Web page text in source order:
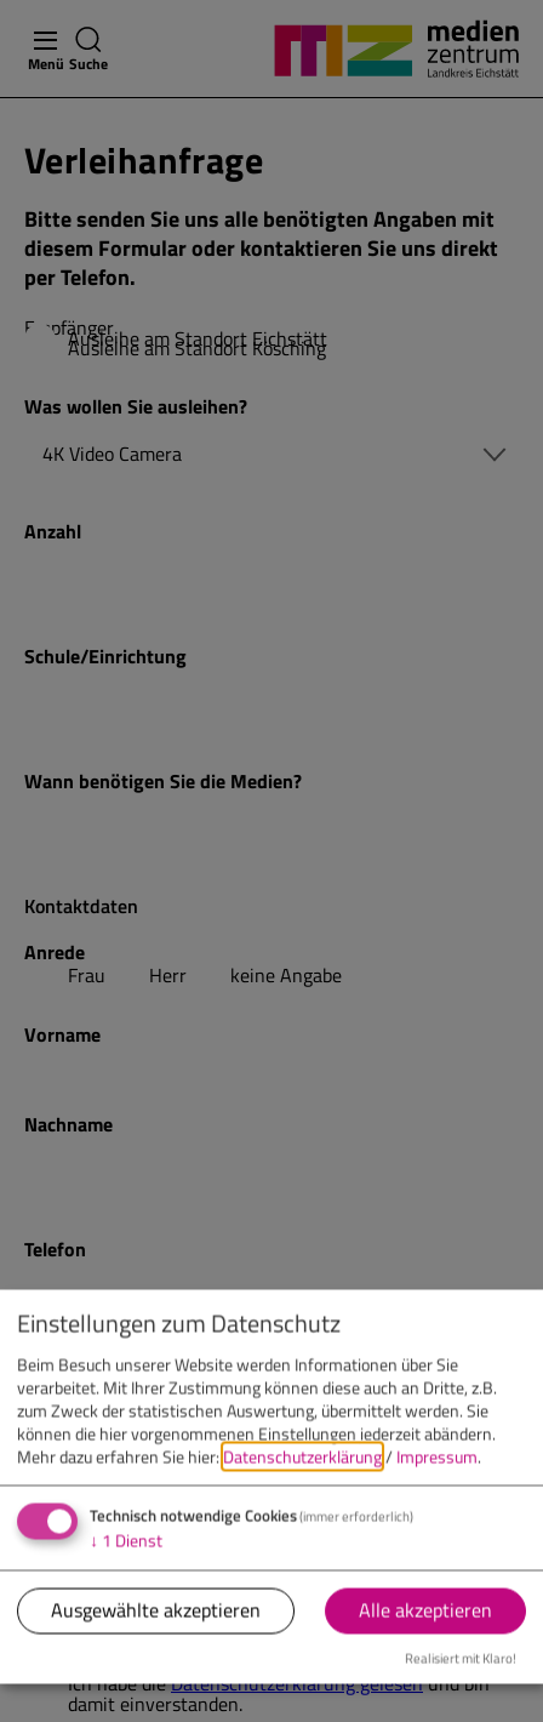
Menü Suche
Verleihanfrage
Bitte senden Sie uns alle benötigten Angaben mit
diesem Formular oder kontaktieren Sie uns direkt
per Telefon.
EmpfängerAusleihe am Standort Eichstätt
Ausleihe am Standort Kösching
Was wollen Sie ausleihen?
Anzahl
Schule/Einrichtung
Wann benötigen Sie die Medien?
Kontaktdaten
Anrede
Frau Herr keine Angabe
Vorname
Nachname
Telefon
E-Mail
Nachricht(optional)
Ich habe dieDatenschutzerklärung gelesenund bin
damit einverstanden.
Einstellungen zum Datenschutz
Beim Besuch unserer Website werden Informationen über Sie
verarbeitet. Mit Ihrer Zustimmung können diese auch an Dritte, z.B.
zum Zweck der statistischen Auswertung, übermittelt werden. Sie
können die hier vorgenommenen Einstellungen jederzeit abändern.
Mehr dazu erfahren Sie hier:Datenschutzerklärung/Impressum.
Technisch notwendige Cookies(immer erforderlich)
↓ 1 Dienst
Ausgewählte akzeptieren Alle akzeptieren
Realisiert mit Klaro!